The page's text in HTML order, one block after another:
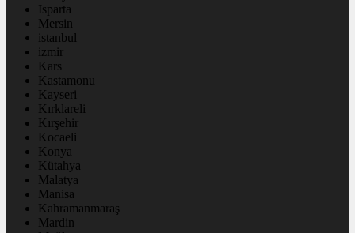
Isparta
Mersin
istanbul
izmir
Kars
Kastamonu
Kayseri
Kırklareli
Kırşehir
Kocaeli
Konya
Kütahya
Malatya
Manisa
Kahramanmaraş
Mardin